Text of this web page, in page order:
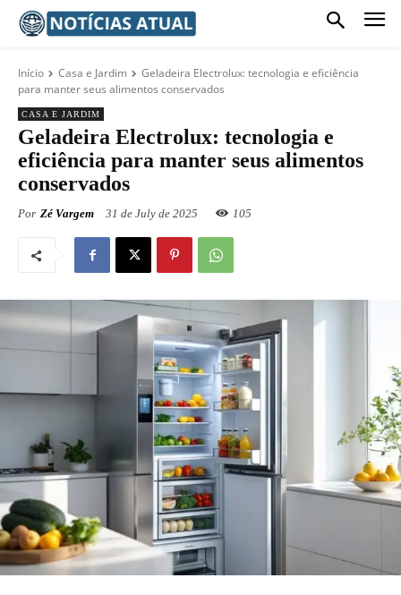
Início Casa e Jardim
Geladeira Electrolux: tecnologia e eficiência
para manter seus alimentos conservados
CASA E JARDIM
Geladeira Electrolux: tecnologia e
eficiência para manter seus alimentos
conservados
Por Zé Vargem 31 de July de 2025 105